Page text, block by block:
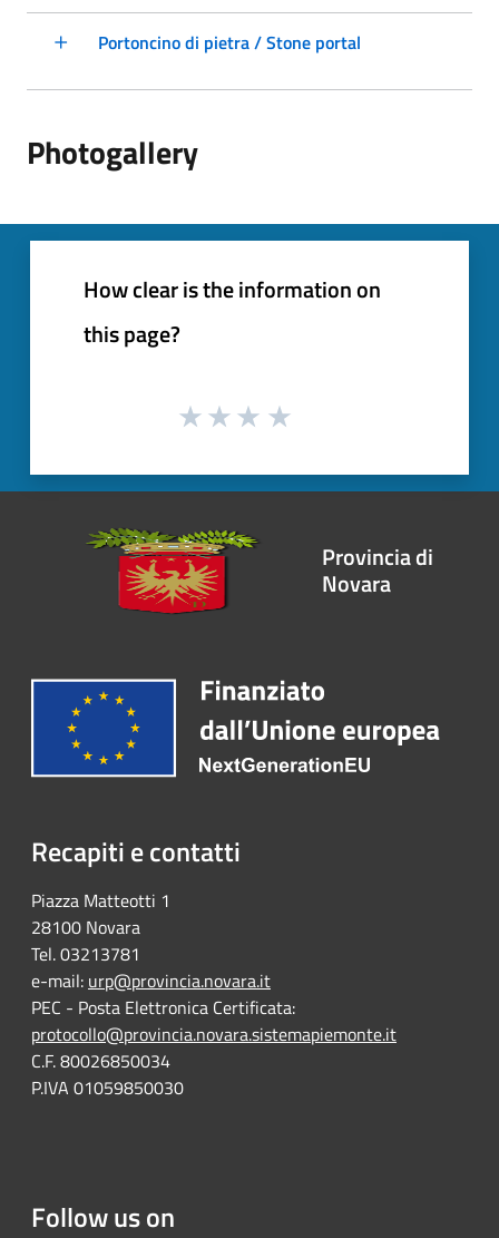
Portoncino di pietra / Stone portal
Photogallery
How clear is the information on
this page?
Provincia di
Novara
Recapiti e contatti
Piazza Matteotti 1
28100 Novara
Tel. 03213781
e-mail: urp@provincia.novara.it
PEC - Posta Elettronica Certificata:
protocollo@provincia.novara.sistemapiemonte.it
C.F. 80026850034
P.IVA 01059850030
Follow us on